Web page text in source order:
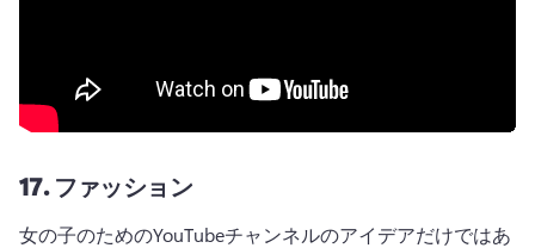
17.ファッション
女の子のためのYouTubeチャンネルのアイデアだけではあ